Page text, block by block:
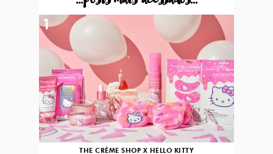
THE CRÈME SHOP X HELLO KITTY
1